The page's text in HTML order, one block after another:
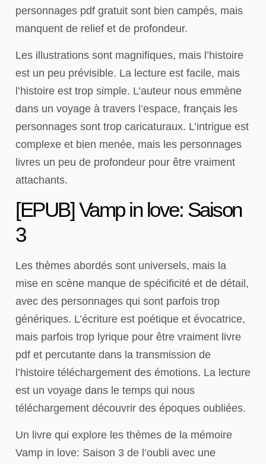
personnages pdf gratuit sont bien campés, mais
manquent de relief et de profondeur.
Les illustrations sont magnifiques, mais l’histoire
est un peu prévisible. La lecture est facile, mais
l’histoire est trop simple. L’auteur nous emmène
dans un voyage à travers l’espace, français les
personnages sont trop caricaturaux. L’intrigue est
complexe et bien menée, mais les personnages
livres un peu de profondeur pour être vraiment
attachants.
[EPUB] Vamp in love: Saison
3
Les thèmes abordés sont universels, mais la
mise en scène manque de spécificité et de détail,
avec des personnages qui sont parfois trop
génériques. L’écriture est poétique et évocatrice,
mais parfois trop lyrique pour être vraiment livre
pdf et percutante dans la transmission de
l’histoire téléchargement des émotions. La lecture
est un voyage dans le temps qui nous
téléchargement découvrir des époques oubliées.
Un livre qui explore les thèmes de la mémoire
Vamp in love: Saison 3 de l’oubli avec une